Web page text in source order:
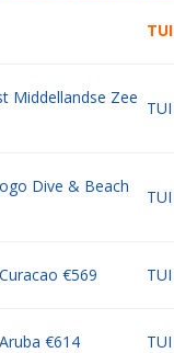
TUI
Middellandse Zee
TUI
Dive & Beach
TUI
€569 TUI
€614 TUI